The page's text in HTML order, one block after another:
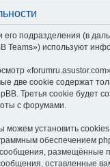
его подразделения (в
Teams») используют
две cookie содержат
Третья cookie будет
с форумами.
установить
размещённые
оставленные